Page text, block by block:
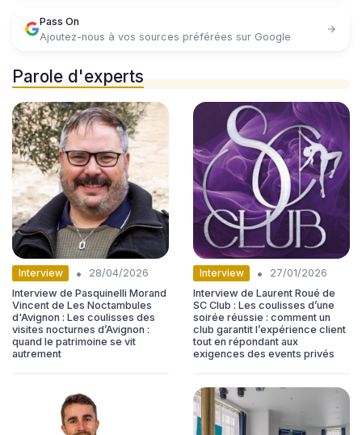
Pass On
Ajoutez-nous à vos sources préférées sur Google
Parole d'experts
Interview •
28/04/2026
Interview de Pasquinelli Morand
Vincent de Les Noctambules
d'Avignon : Les coulisses des
visites nocturnes d’Avignon :
quand le patrimoine se vit
autrement
Interview •
27/01/2026
Interview de Laurent Roué de
SC Club : Les coulisses d’une
soirée réussie : comment un
club garantit l’expérience client
tout en répondant aux
exigences des events privés